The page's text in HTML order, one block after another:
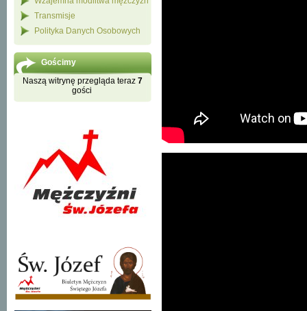
Transmisje
Polityka Danych Osobowych
Gościmy
Naszą witrynę przegląda teraz 7
gości